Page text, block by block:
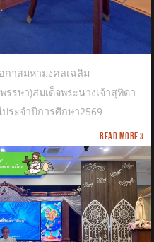
กาสมหามงคลเฉลิม
ษา)สมเด็จพระนางเจ้าสุทิดา
ะจำปีการศึกษา2569
Read more »